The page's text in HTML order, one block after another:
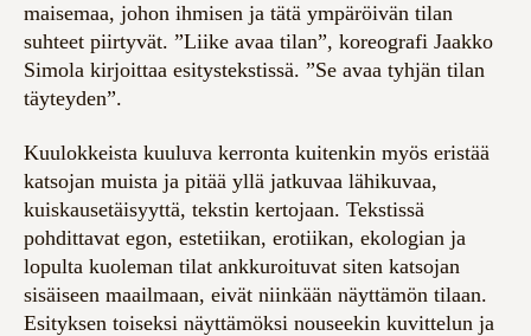
maisemaa, johon ihmisen ja tätä ympäröivän tilan
suhteet piirtyvät. ”Liike avaa tilan”, koreografi Jaakko
Simola kirjoittaa esitystekstissä. ”Se avaa tyhjän tilan
täyteyden”.
Kuulokkeista kuuluva kerronta kuitenkin myös eristää
katsojan muista ja pitää yllä jatkuvaa lähikuvaa,
kuiskausetäisyyttä, tekstin kertojaan. Tekstissä
pohdittavat egon, estetiikan, erotiikan, ekologian ja
lopulta kuoleman tilat ankkuroituvat siten katsojan
sisäiseen maailmaan, eivät niinkään näyttämön tilaan.
Esityksen toiseksi näyttämöksi nouseekin kuvittelun ja